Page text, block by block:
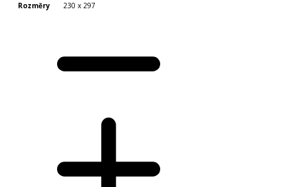
Rozměry
230 x 297